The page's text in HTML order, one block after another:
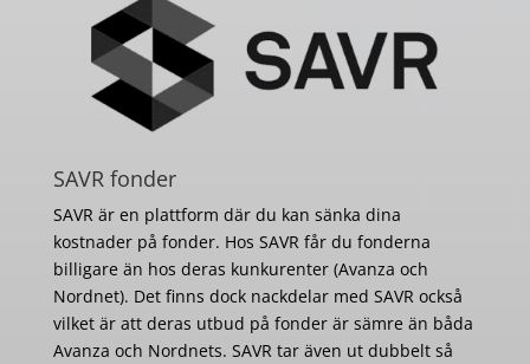
SAVR fonder
SAVR är en plattform där du kan sänka dina
kostnader på fonder. Hos SAVR får du fonderna
billigare än hos deras kunkurenter (Avanza och
Nordnet). Det finns dock nackdelar med SAVR också
vilket är att deras utbud på fonder är sämre än båda
Avanza och Nordnets. SAVR tar även ut dubbelt så